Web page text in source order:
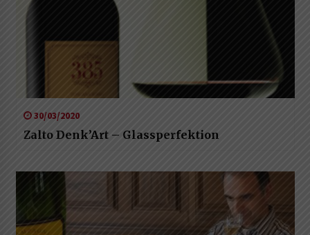
30/03/2020
Zalto Denk’Art – Glassperfektion